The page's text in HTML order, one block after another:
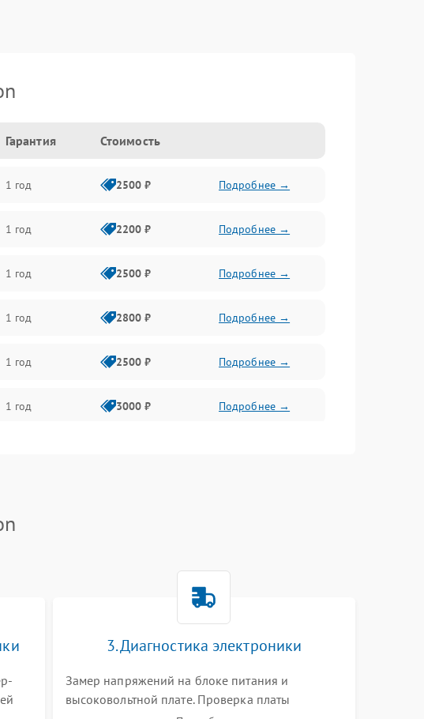
Гарантия Стоимость
1 год 2500 ₽ Подробнее →
1 год 2200 ₽ Подробнее →
1 год 2500 ₽ Подробнее →
1 год 2800 ₽ Подробнее →
1 год 2500 ₽ Подробнее →
1 год 3000 ₽ Подробнее →
3. Диагностика электроники
Замер напряжений на блоке питания и
высоковольтной плате. Проверка платы